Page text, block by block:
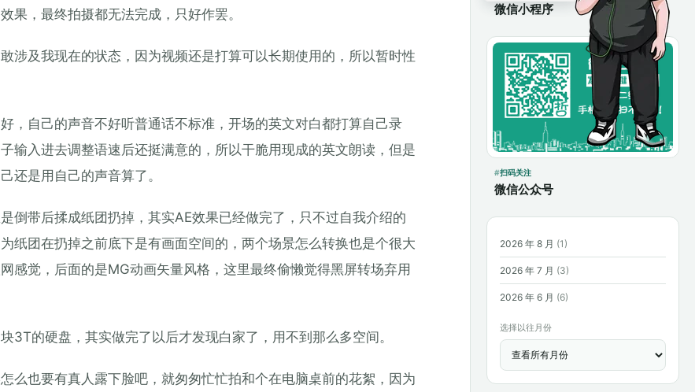
微信小程序
扫码关注
微信公众号
2026 年 8 月 (1)
2026 年 7 月 (3)
2026 年 6 月 (6)
选择以往月份
果，最终拍摄都无法完成，只好作罢。
涉及我现在的状态，因为视频还是打算可以长期使用的，所以暂时性
，自己的声音不好听普通话不标准，开场的英文对白都打算自己录
输入进去调整语速后还挺满意的，所以干脆用现成的英文朗读，但是
还是用自己的声音算了。
倒带后揉成纸团扔掉，其实AE效果已经做完了，只不过自我介绍的
纸团在扔掉之前底下是有画面空间的，两个场景怎么转换也是个很大
感觉，后面的是MG动画矢量风格，这里最终偷懒觉得黑屏转场弃用
3T的硬盘，其实做完了以后才发现白家了，用不到那么多空间。
么也要有真人露下脸吧，就匆匆忙忙拍和个在电脑桌前的花絮，因为